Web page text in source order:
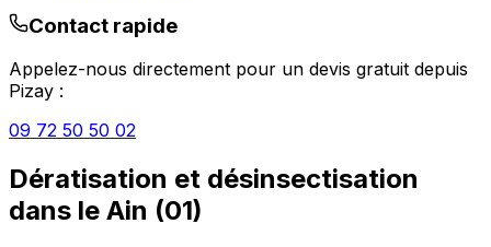
Contact rapide
Appelez-nous directement pour un devis gratuit depuis
Pizay :
09 72 50 50 02
Dératisation et désinsectisation
dans le Ain (01)